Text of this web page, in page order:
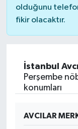
olduğunu
fikir olacaktır.
İstanbul
Perşembe
konumları
AVCILAR